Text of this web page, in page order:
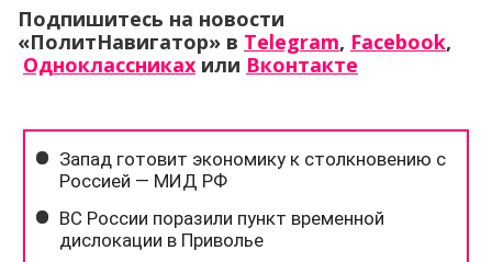
Подпишитесь на новости
«ПолитНавигатор» в Telegram, Facebook,
Одноклассниках или Вконтакте